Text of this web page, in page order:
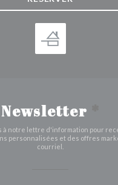
Newsletter
à notre lettre d'information pour
personnalisées et des offres
courriel.